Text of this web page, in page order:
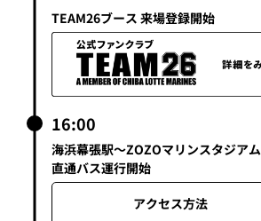
TEAM26ブース 来場登録開始
16:00
海浜幕張駅～ZOZOマリンスタジアム
直通バス運行開始
アクセス方法